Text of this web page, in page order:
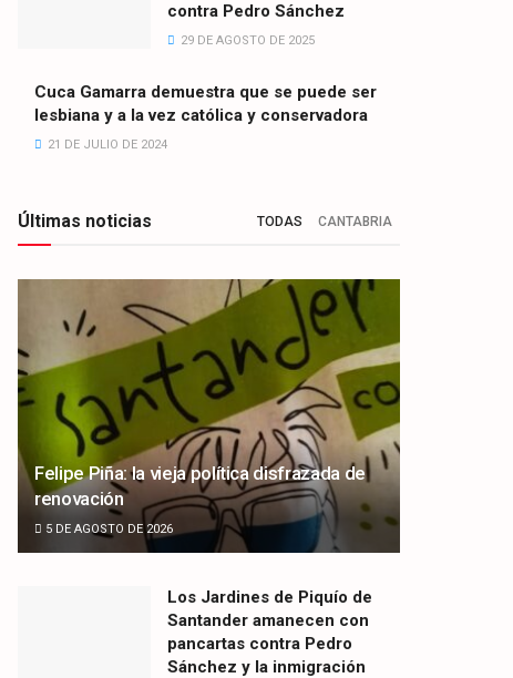
contra Pedro Sánchez
29 DE AGOSTO DE 2025
Cuca Gamarra demuestra que se puede ser
lesbiana y a la vez católica y conservadora
21 DE JULIO DE 2024
Últimas noticias TODAS CANTABRIA
Felipe Piña: la vieja política disfrazada de
renovación
5 DE AGOSTO DE 2026
Los Jardines de Piquío de
Santander amanecen con
pancartas contra Pedro
Sánchez y la inmigración